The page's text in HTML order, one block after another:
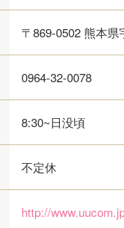
〒869-0502 熊本県
0964-32-0078
8:30~日没頃
不定休
http://